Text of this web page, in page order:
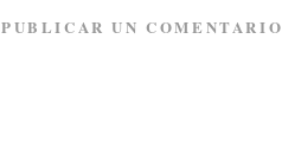
PUBLICAR UN COMENTARIO